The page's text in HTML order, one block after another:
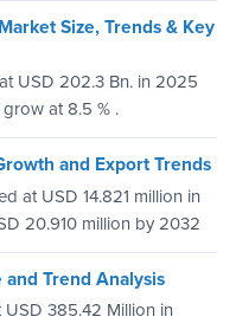
Size, Trends & Key
USD 202.3 Bn. in 2025
at 8.5 % .
and Export Trends
at USD 14.821 million in
20.910 million by 2032
and Trend Analysis
385.42 Million in